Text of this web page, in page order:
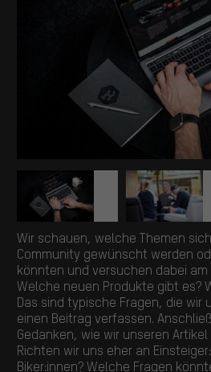
Wir schauen, welche Themen
Community gewünscht werden
könnten und versuchen dabei am
Welche neuen Produkte gibt es?
Das sind typische Fragen, die wir
einen Beitrag verfassen.
Gedanken, wie wir unseren
Richten wir uns eher an
Biker:innen? Welche Fragen